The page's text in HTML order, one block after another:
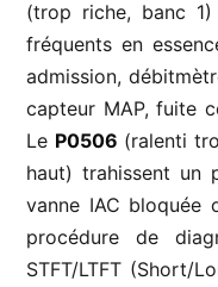
(trop riche, banc
fréquents en
admission,
capteur MAP, fuite
Le P0506 (ralenti
haut) trahissent un
vanne IAC bloquée
procédure de
STFT/LTFT (Short/